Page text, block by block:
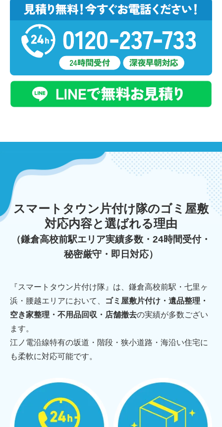
スマートタウン片付け隊のゴミ屋敷
対応内容と選ばれる理由
（鎌倉高校前駅エリア実績多数・24時間受付・
秘密厳守・即日対応）
『スマートタウン片付け隊』は、鎌倉高校前駅・七里ヶ
浜・腰越エリアにおいて、
ゴミ屋敷片付け・遺品整理・
空き家整理・不用品回収・店舗撤去の実績が多数ござい
ます。
江ノ電沿線特有の坂道・階段・狭小道路・海沿い住宅に
も柔軟に対応可能です。